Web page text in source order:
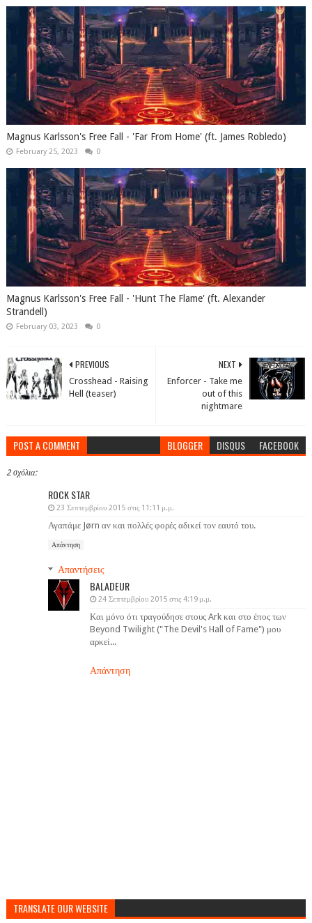
Magnus Karlsson's Free Fall - 'Far From Home' (ft. James Robledo)
February 25, 2023 0
Magnus Karlsson's Free Fall - 'Hunt The Flame' (ft. Alexander
Strandell)
February 03, 2023 0
NEXT
Enforcer - Take me
out of this
nightmare
PREVIOUS
Crosshead - Raising
Hell (teaser)
POST A COMMENT BLOGGER DISQUS FACEBOOK
2 σχόλια:
ROCK STAR
23 Σεπτεμβρίου 2015 στις 11:11 μ.μ.
Αγαπάμε Jørn αν και πολλές φορές αδικεί τον εαυτό του.
Απάντηση
Απαντήσεις
BALADEUR
24 Σεπτεμβρίου 2015 στις 4:19 μ.μ.
Και μόνο ότι τραγούδησε στους Ark και στο έπος των
Beyond Twilight ("The Devil's Hall of Fame") μου
αρκεί...
Απάντηση
TRANSLATE OUR WEBSITE